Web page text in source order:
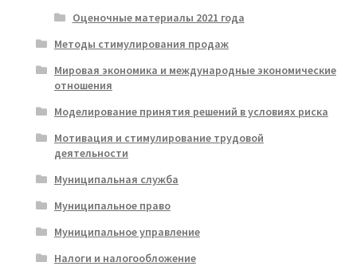
Оценочные материалы 2021 года
Методы стимулирования продаж
Мировая экономика и международные экономические
отношения
Моделирование принятия решений в условиях риска
Мотивация и стимулирование трудовой
деятельности
Муниципальная служба
Муниципальное право
Муниципальное управление
Налоги и налогообложение